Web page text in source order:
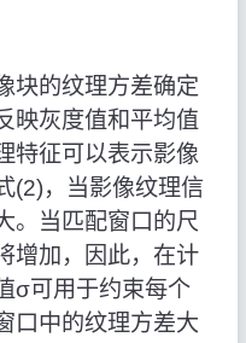
块的纹理方差确定
映灰度值和平均值
特征可以表示影像
(2)，当影像纹理信
。当匹配窗口的尺
增加，因此，在计
σ可用于约束每个
口中的纹理方差大